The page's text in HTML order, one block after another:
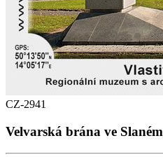
CZ-2941
Velvarská brána ve Slaném